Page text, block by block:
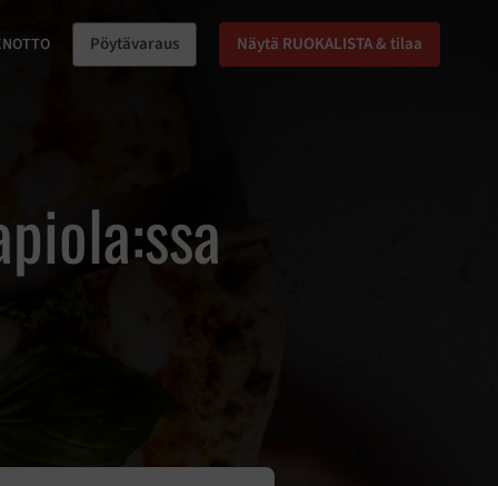
Pöytävaraus Näytä RUOKALISTA & tilaa